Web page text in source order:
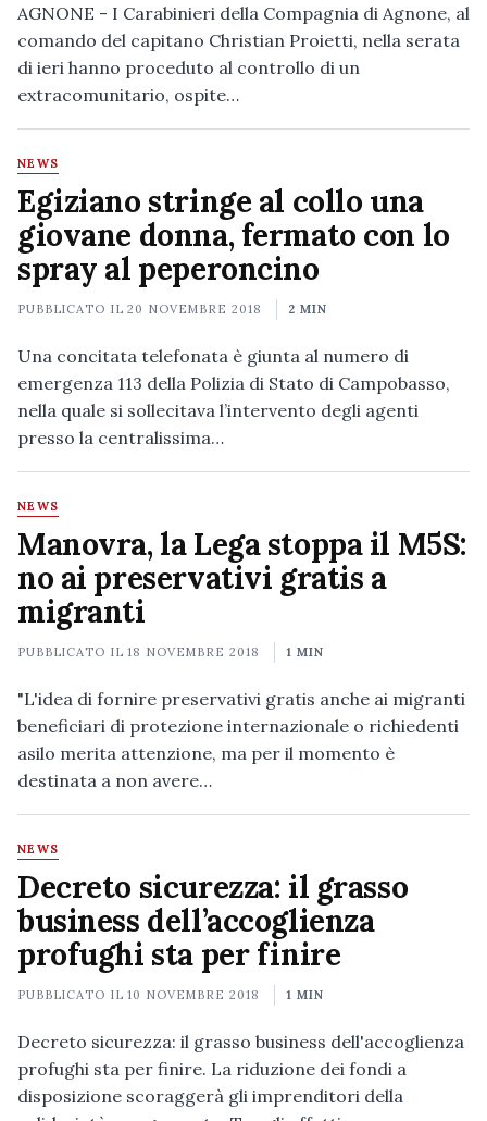
AGNONE - I Carabinieri della Compagnia di Agnone, al
comando del capitano Christian Proietti, nella serata
di ieri hanno proceduto al controllo di un
extracomunitario, ospite…
NEWS
Egiziano stringe al collo una
giovane donna, fermato con lo
spray al peperoncino
PUBBLICATO IL20 NOVEMBRE 2018 2 MIN
Una concitata telefonata è giunta al numero di
emergenza 113 della Polizia di Stato di Campobasso,
nella quale si sollecitava l’intervento degli agenti
presso la centralissima…
NEWS
Manovra, la Lega stoppa il M5S:
no ai preservativi gratis a
migranti
PUBBLICATO IL18 NOVEMBRE 2018 1 MIN
"L'idea di fornire preservativi gratis anche ai migranti
beneficiari di protezione internazionale o richiedenti
asilo merita attenzione, ma per il momento è
destinata a non avere…
NEWS
Decreto sicurezza: il grasso
business dell’accoglienza
profughi sta per finire
PUBBLICATO IL10 NOVEMBRE 2018 1 MIN
Decreto sicurezza: il grasso business dell'accoglienza
profughi sta per finire. La riduzione dei fondi a
disposizione scoraggerà gli imprenditori della